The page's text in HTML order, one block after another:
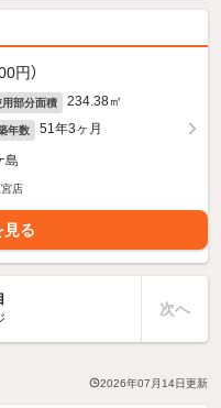
円）
用部分面積 234.38㎡
年数 51年3ヶ月
島
店
見る
次へ
2026年07月14日更新